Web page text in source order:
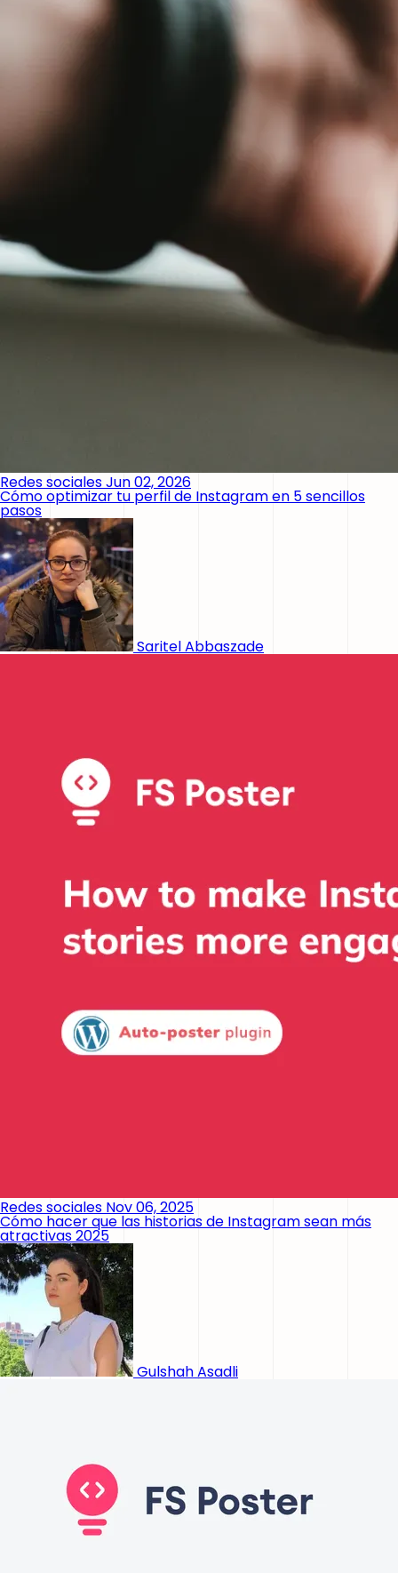
Redes socialesJun 02, 2026
Cómo optimizar tu perfil de Instagram en 5 sencillos
pasos
Saritel Abbaszade
Redes sociales Nov 06, 2025
Cómo hacer que las historias de Instagram sean más
atractivas 2025
Gulshah Asadli